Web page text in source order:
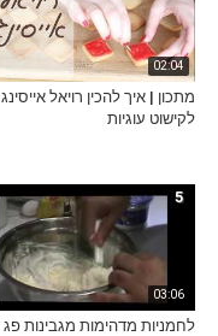
02:04
מתכון | איך להכין רויאל אייסינג
לקישוט עוגיות
03:06
5
לחמניות מדהימות מגבינות פג